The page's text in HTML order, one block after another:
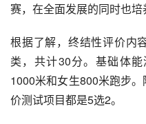
赛，在全面发展的同时也培
根据了解，终结性评价内
类，共计30分。基础体
1000米和女生800米跑步
价测试项目都是5选2。